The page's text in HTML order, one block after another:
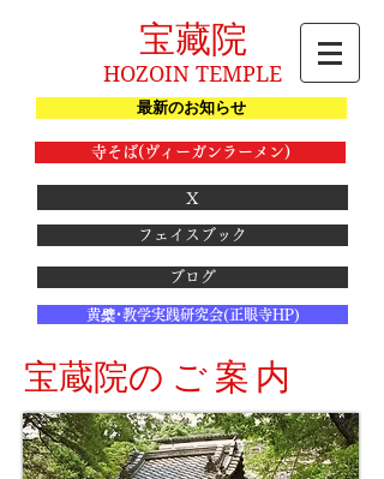
宝藏院
HOZOIN TEMPLE
最新のお知らせ
寺そば(ヴィーガンラーメン)
X
フェイスブック
ブログ
黄檗･教学実践研究会(正眼寺HP)
宝蔵院のご案内